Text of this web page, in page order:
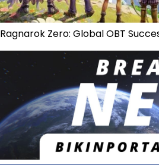
Ragnarok Zero: Global OBT